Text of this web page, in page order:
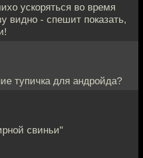
ускоряться во время
видно - спешит показать,
тупичка для андройда?
свиньи"